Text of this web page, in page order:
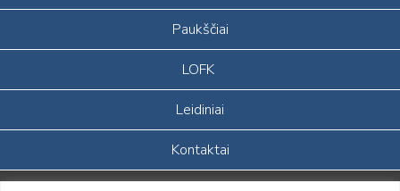
Paukščiai
LOFK
Leidiniai
Kontaktai